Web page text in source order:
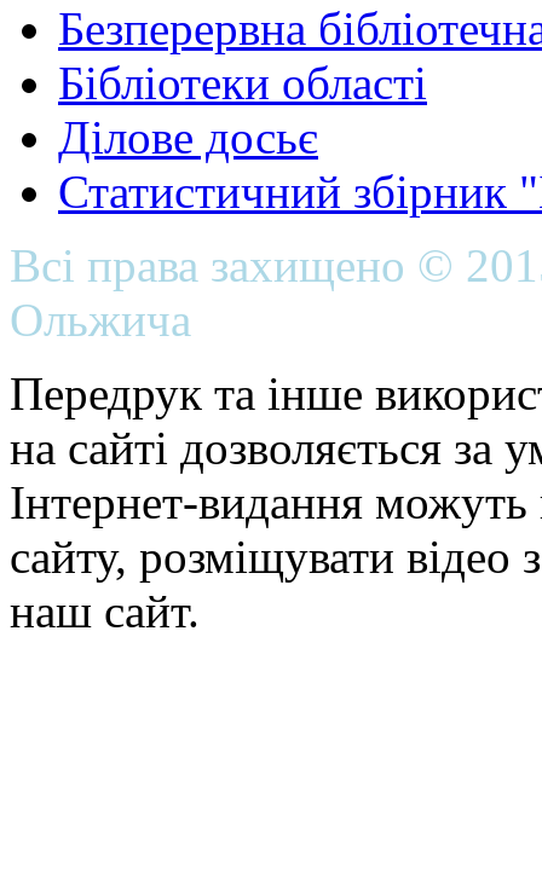
Безперервна
Бібліотеки області
Ділове досьє
Статистичний
Всі права захищено ©
Ольжича
Передрук та інше
на сайті дозволяється
Інтернет-видання можуть
сайту, розміщувати відео
наш сайт.